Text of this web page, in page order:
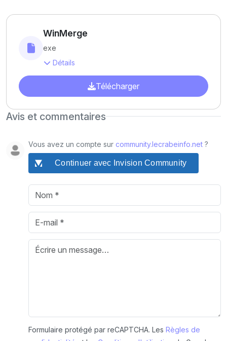
WinMerge
exe
Détails
Télécharger
Avis et commentaires
Vous avez un compte sur community.lecrabeinfo.net ?
Continuer avec Invision Community
Formulaire protégé par reCAPTCHA. Les Règles de